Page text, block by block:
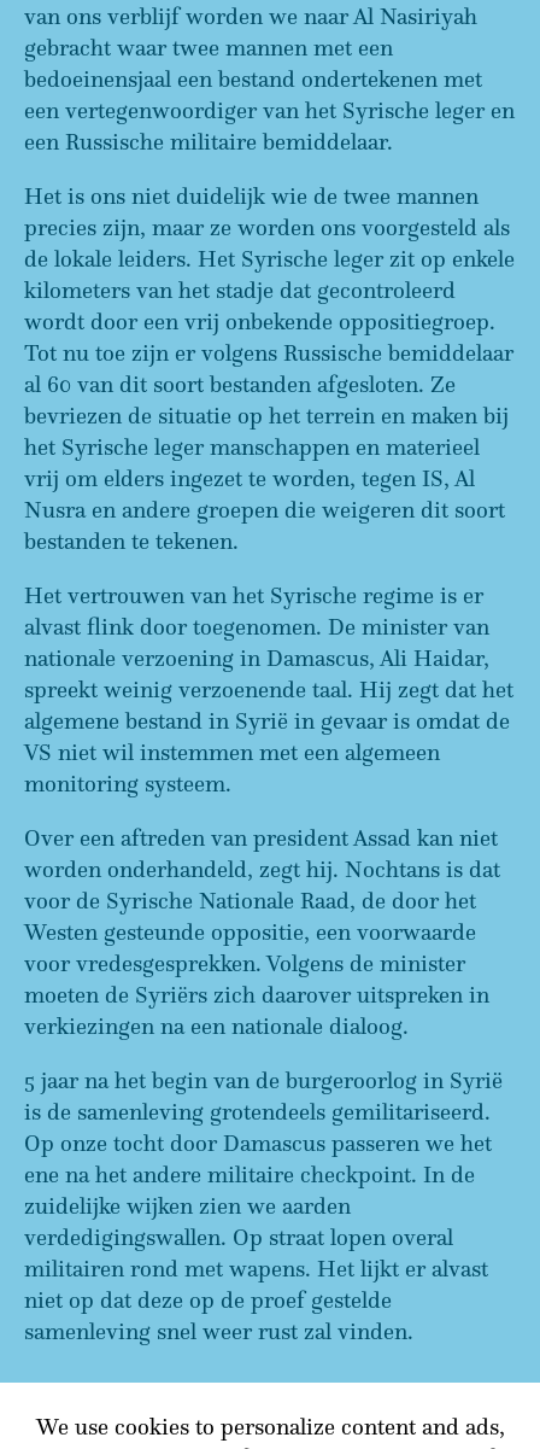
van ons verblijf worden we naar Al Nasiriyah
gebracht waar twee mannen met een
bedoeinensjaal een bestand ondertekenen met
een vertegenwoordiger van het Syrische leger en
een Russische militaire bemiddelaar.
Het is ons niet duidelijk wie de twee mannen
precies zijn, maar ze worden ons voorgesteld als
de lokale leiders. Het Syrische leger zit op enkele
kilometers van het stadje dat gecontroleerd
wordt door een vrij onbekende oppositiegroep.
Tot nu toe zijn er volgens Russische bemiddelaar
al 60 van dit soort bestanden afgesloten. Ze
bevriezen de situatie op het terrein en maken bij
het Syrische leger manschappen en materieel
vrij om elders ingezet te worden, tegen IS, Al
Nusra en andere groepen die weigeren dit soort
bestanden te tekenen.
Het vertrouwen van het Syrische regime is er
alvast flink door toegenomen. De minister van
nationale verzoening in Damascus, Ali Haidar,
spreekt weinig verzoenende taal. Hij zegt dat het
algemene bestand in Syrië in gevaar is omdat de
VS niet wil instemmen met een algemeen
monitoring systeem.
Over een aftreden van president Assad kan niet
worden onderhandeld, zegt hij. Nochtans is dat
voor de Syrische Nationale Raad, de door het
Westen gesteunde oppositie, een voorwaarde
voor vredesgesprekken. Volgens de minister
moeten de Syriërs zich daarover uitspreken in
verkiezingen na een nationale dialoog.
5 jaar na het begin van de burgeroorlog in Syrië
is de samenleving grotendeels gemilitariseerd.
Op onze tocht door Damascus passeren we het
ene na het andere militaire checkpoint. In de
zuidelijke wijken zien we aarden
verdedigingswallen. Op straat lopen overal
militairen rond met wapens. Het lijkt er alvast
niet op dat deze op de proef gestelde
samenleving snel weer rust zal vinden.
We use cookies to personalize content and ads,